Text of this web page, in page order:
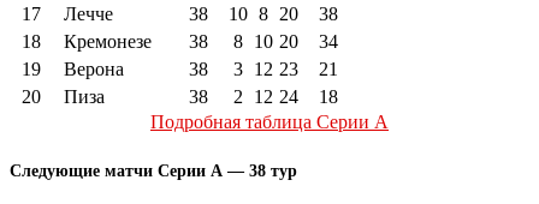
17
Лечче 38 10 8 20
38
18
Кремонезе 38 8 10 20
34
19
Верона 38 3 12 23
21
20
Пиза 38 2 12 24
18
Подробная таблица Серии А
Следующие матчи Серии А — 38 тур